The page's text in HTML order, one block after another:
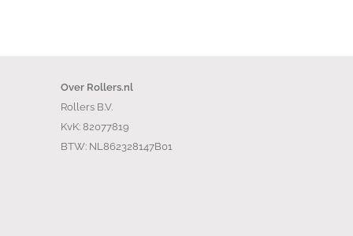
Over Rollers.nl
Rollers B.V.
KvK: 82077819
BTW: NL862328147B01